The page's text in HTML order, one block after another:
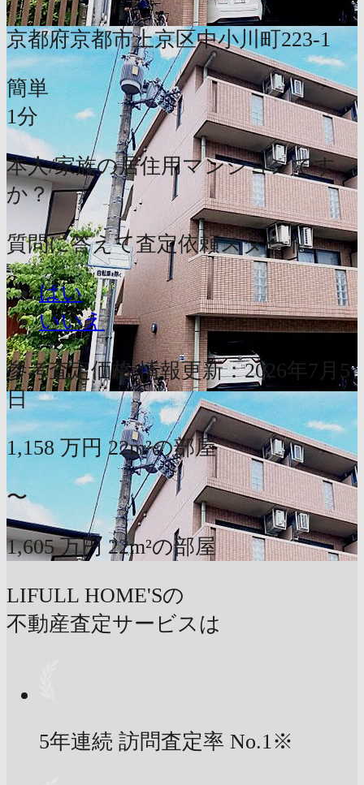
京都府京都市上京区中小川町223-1
簡単
1分
本人/家族の居住用マンションです
か？
質問に答えて査定依頼スタート
はい
いいえ
参考査定価格 情報更新：2026年7月5
日
1,158 万円 22m²の部屋
〜
1,605 万円 22m²の部屋
LIFULL HOME'Sの
不動産査定サービスは
5年連続 訪問査定率 No.1※